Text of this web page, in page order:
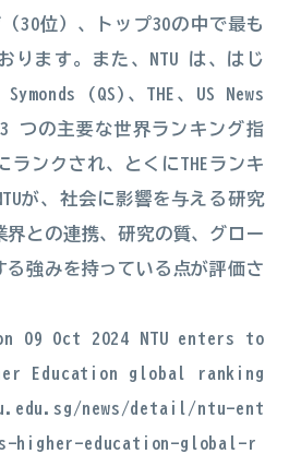
30位）、トップ30の中で最も
ります。また、NTU は、はじ
(QS)、THE、US News
つの主要な世界ランキング指
ンクされ、とくにTHEランキ
が、社会に影響を与える研究
界との連携、研究の質、グロー
る強みを持っている点が評価さ
09 Oct 2024 NTU enters to
Education global ranking
news/detail/ntu-ent
higher-education-global-r